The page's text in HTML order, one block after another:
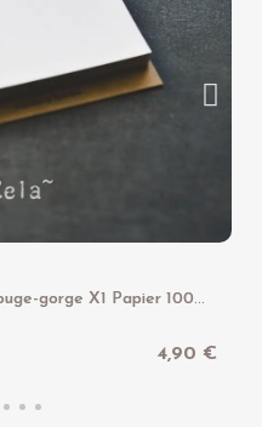
P
etit bloc pense-bête thème rouge-gorge X1 Papier 100% recyclé
4,90 €